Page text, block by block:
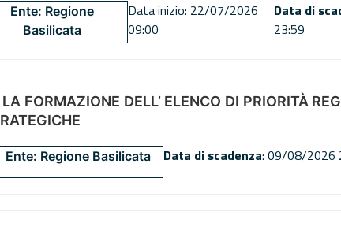
Ente: Regione
Basilicata
Data inizio: 22/07/2026
09:00
Data di
23:59
FORMAZIONE DELL’ ELENCO DI PRIORITÀ
Ente: Regione Basilicata Data di scadenza: 09/08/2026